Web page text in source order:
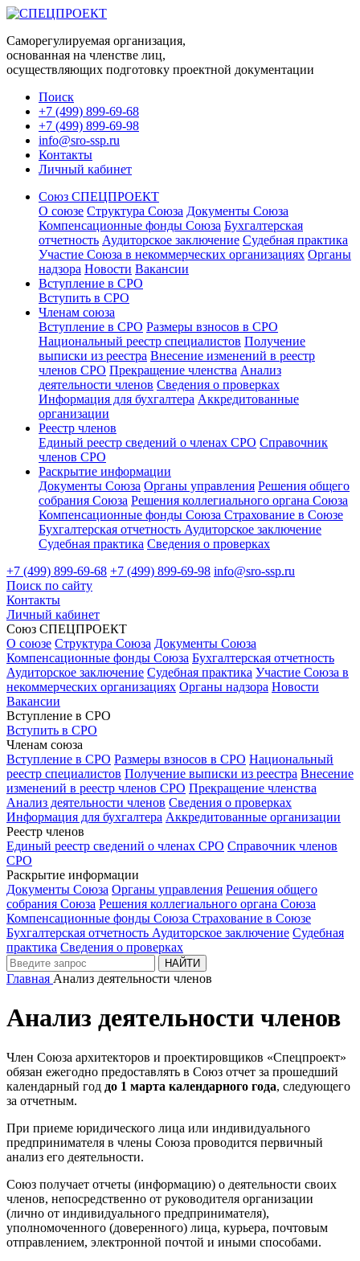
Саморегулируемая организация,
основанная на членстве лиц,
осуществляющих подготовку проектной документации
Поиск
+7 (499) 899-69-68
+7 (499) 899-69-98
info@sro-ssp.ru
Контакты
Личный кабинет
Союз СПЕЦПРОЕКТ
О союзе Структура Союза Документы Союза
Компенсационные фонды Союза Бухгалтерская
отчетность Аудиторское заключение Судебная практика
Участие Союза в некоммерческих организациях Органы
надзора Новости Вакансии
Вступление в СРО
Вступить в СРО
Членам союза
Вступление в СРО Размеры взносов в СРО
Национальный реестр специалистов Получение
выписки из реестра Внесение изменений в реестр
членов СРО Прекращение членства Анализ
деятельности членов Сведения о проверках
Информация для бухгалтера Аккредитованные
организации
Реестр членов
Единый реестр сведений о членах СРО Справочник
членов СРО
Раскрытие информации
Документы Союза Органы управления Решения общего
собрания Союза Решения коллегиального органа Союза
Компенсационные фонды Союза Страхование в Союзе
Бухгалтерская отчетность Аудиторское заключение
Судебная практика Сведения о проверках
+7 (499) 899-69-68 +7 (499) 899-69-98 info@sro-ssp.ru
Поиск по сайту
Контакты
Личный кабинет
Союз СПЕЦПРОЕКТ
О союзе Структура Союза Документы Союза
Компенсационные фонды Союза Бухгалтерская отчетность
Аудиторское заключение Судебная практика Участие Союза в
некоммерческих организациях Органы надзора Новости
Вакансии
Вступление в СРО
Вступить в СРО
Членам союза
Вступление в СРО Размеры взносов в СРО Национальный
реестр специалистов Получение выписки из реестра Внесение
изменений в реестр членов СРО Прекращение членства
Анализ деятельности членов Сведения о проверках
Информация для бухгалтера Аккредитованные организации
Реестр членов
Единый реестр сведений о членах СРО Справочник членов
СРО
Раскрытие информации
Документы Союза Органы управления Решения общего
собрания Союза Решения коллегиального органа Союза
Компенсационные фонды Союза Страхование в Союзе
Бухгалтерская отчетность Аудиторское заключение Судебная
практика Сведения о проверках
НАЙТИ
Главная Анализ деятельности членов
Анализ деятельности членов
Член Союза архитекторов и проектировщиков «Спецпроект»
обязан ежегодно предоставлять в Союз отчет за прошедший
календарный год до 1 марта календарного года, следующего
за отчетным.
При приеме юридического лица или индивидуального
предпринимателя в члены Союза проводится первичный
анализ его деятельности.
Союз получает отчеты (информацию) о деятельности своих
членов, непосредственно от руководителя организации
(лично от индивидуального предпринимателя),
уполномоченного (доверенного) лица, курьера, почтовым
отправлением, электронной почтой и иными способами.